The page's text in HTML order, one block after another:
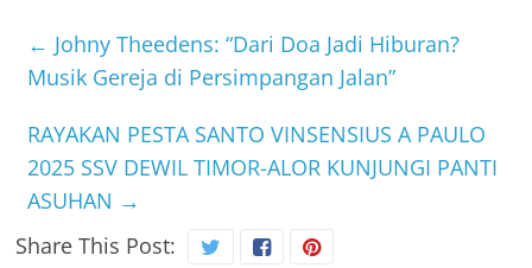
← Johny Theedens: “Dari Doa Jadi Hiburan?
Musik Gereja di Persimpangan Jalan”
RAYAKAN PESTA SANTO VINSENSIUS A PAULO
2025 SSV DEWIL TIMOR-ALOR KUNJUNGI PANTI
ASUHAN →
Share This Post: